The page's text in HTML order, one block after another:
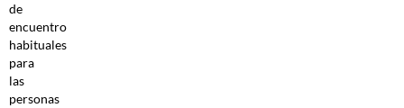
de
encuentro
habituales
para
las
personas